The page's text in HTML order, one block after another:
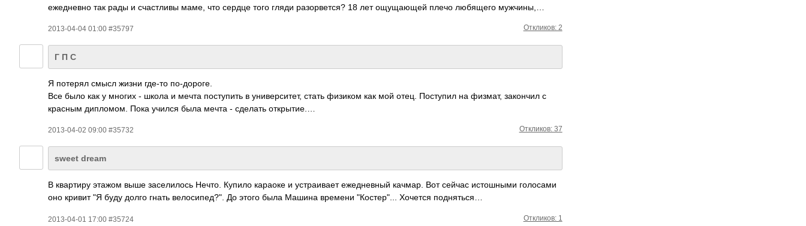
ежедневно так рады и счастливы маме, что сердце того гляди разорвется? 18 лет ощущающей плечо любящего мужчины,…
2013-04-04 01:00 #35797 Откликов: 2
Г П С
Я потерял смысл жизни где-то по-дороге.
Все было как у многих - школа и мечта поступить в университет, стать физиком как мой отец. Поступил на физмат, закончил с
красным дипломом. Пока учился была мечта - сделать открытие.…
2013-04-02 09:00 #35732 Откликов: 37
sweet dream
В квартиру этажом выше заселилось Нечто. Купило караоке и устраивает ежедневный качмар. Вот сейчас истошными голосами
оно кривит "Я буду долго гнать велосипед?". До этого была Машина времени "Костер"... Хочется подняться…
2013-04-01 17:00 #35724 Откликов: 1